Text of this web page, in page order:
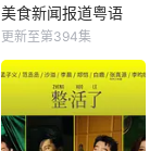
美食新闻报道粤语
更新至第394集